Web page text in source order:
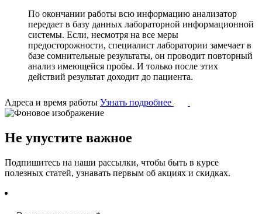
По окончании работы всю информацию анализатор
передает в базу данных лабораторной информационной
системы. Если, несмотря на все меры
предосторожности, специалист лаборатории замечает в
базе сомнительные результаты, он проводит повторный
анализ имеющейся пробы. И только после этих
действий результат доходит до пациента.
Адреса и время работы Узнать подробнее
Не упустите важное
Подпишитесь на наши рассылки, чтобы быть в курсе
полезных статей, узнавать первым об акциях и скидках.